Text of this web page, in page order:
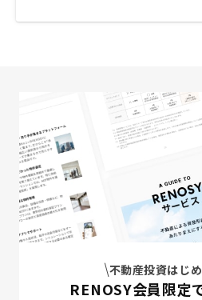
不動産投資はじ
RENOSY会員限定